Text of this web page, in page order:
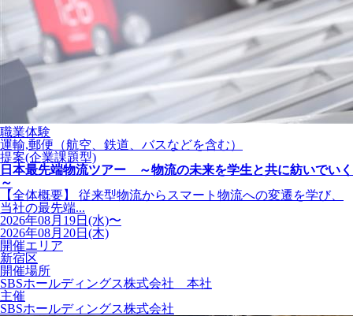
職業体験
運輸,郵便（航空、鉄道、バスなどを含む）
提案(企業課題型)
日本最先端物流ツアー ～物流の未来を学生と共に紡いでいく
～
【全体概要】 従来型物流からスマート物流への変遷を学び、
当社の最先端...
2026年08月19日(水)〜
2026年08月20日(木)
開催エリア
新宿区
開催場所
SBSホールディングス株式会社 本社
主催
SBSホールディングス株式会社